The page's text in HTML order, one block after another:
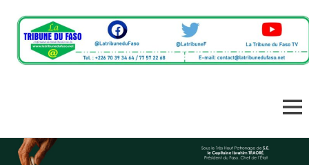
Skipdu
un
clic